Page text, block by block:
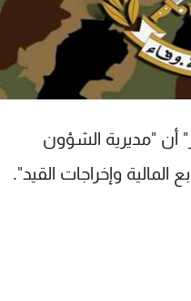
أن "‏مديرية الشؤون
المالية وإخراجات القيد".